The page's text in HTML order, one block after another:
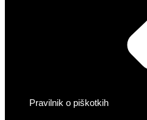
Pravilnik o piškotkih